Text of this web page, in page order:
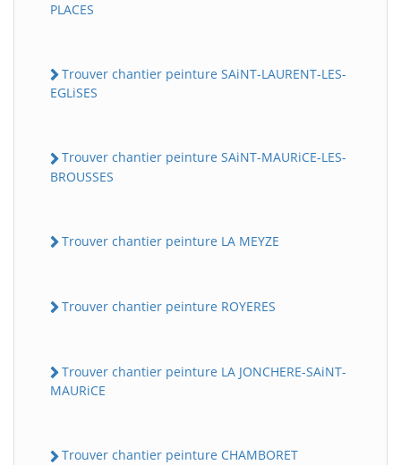
PLACES
Trouver chantier peinture SAiNT-LAURENT-LES-
EGLiSES
Trouver chantier peinture SAiNT-MAURiCE-LES-
BROUSSES
Trouver chantier peinture LA MEYZE
Trouver chantier peinture ROYERES
Trouver chantier peinture LA JONCHERE-SAiNT-
MAURiCE
Trouver chantier peinture CHAMBORET